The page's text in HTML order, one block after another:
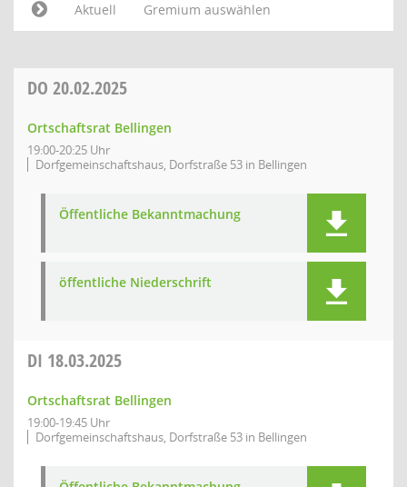
Aktuell
Gremium auswählen
DO 20.02.2025
Ortschaftsrat Bellingen
19:00-20:25 Uhr
Dorfgemeinschaftshaus, Dorfstraße 53 in Bellingen
Öffentliche Bekanntmachung
öffentliche Niederschrift
DI 18.03.2025
Ortschaftsrat Bellingen
19:00-19:45 Uhr
Dorfgemeinschaftshaus, Dorfstraße 53 in Bellingen